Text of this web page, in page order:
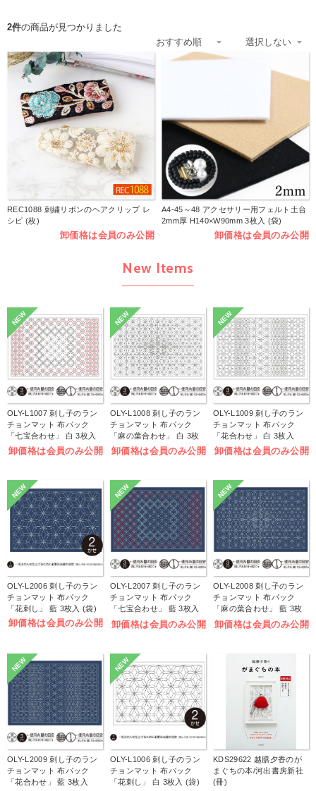
2件の商品が見つかりました
REC1088 刺繍リボンのヘアクリップ レ
シピ (枚)
卸価格は会員のみ公開
A4-45～48 アクセサリー用フェルト土台
2mm厚 H140×W90mm 3枚入 (袋)
卸価格は会員のみ公開
New Items
NEW
OLY-L1007 刺し子のラン
チョンマット 布パック
「七宝合わせ」 白 3枚入
(袋)
卸価格は会員のみ公開
NEW
OLY-L1008 刺し子のラン
チョンマット 布パック
「麻の葉合わせ」 白 3枚
入 (袋)
卸価格は会員のみ公開
NEW
OLY-L1009 刺し子のラン
チョンマット 布パック
「花合わせ」 白 3枚入
(袋)
卸価格は会員のみ公開
NEW
OLY-L2006 刺し子のラン
チョンマット 布パック
「花刺し」 藍 3枚入 (袋)
卸価格は会員のみ公開
NEW
OLY-L2007 刺し子のラン
チョンマット 布パック
「七宝合わせ」 藍 3枚入
(袋)
卸価格は会員のみ公開
NEW
OLY-L2008 刺し子のラン
チョンマット 布パック
「麻の葉合わせ」 藍 3枚
入 (袋)
卸価格は会員のみ公開
NEW
OLY-L2009 刺し子のラン
チョンマット 布パック
「花合わせ」 藍 3枚入
NEW
OLY-L1006 刺し子のラン
チョンマット 布パック
「花刺し」 白 3枚入 (袋)
KDS29622 越膳夕香のが
まぐちの本/河出書房新社
(冊)